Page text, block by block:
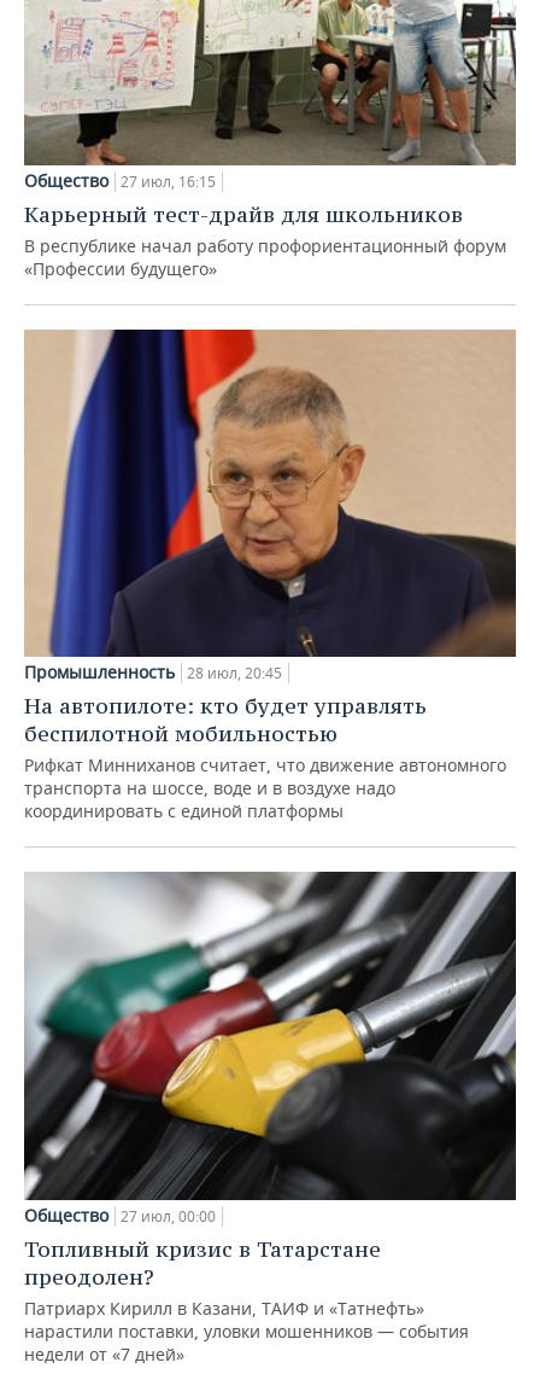
Общество 27 июл, 16:15
Карьерный тест-драйв для школьников
В республике начал работу профориентационный форум
«Профессии будущего»
Промышленность 28 июл, 20:45
На автопилоте: кто будет управлять
беспилотной мобильностью
Рифкат Минниханов считает, что движение автономного
транспорта на шоссе, воде и в воздухе надо
координировать с единой платформы
Общество 27 июл, 00:00
Топливный кризис в Татарстане
преодолен?
Патриарх Кирилл в Казани, ТАИФ и «Татнефть»
нарастили поставки, уловки мошенников — события
недели от «7 дней»